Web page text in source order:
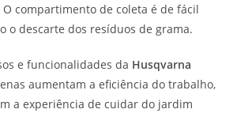
compartimento de coleta é de fácil
o descarte dos resíduos de grama.
e funcionalidades da Husqvarna
aumentam a eficiência do trabalho,
a experiência de cuidar do jardim